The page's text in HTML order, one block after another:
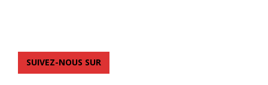
SUIVEZ-NOUS SUR